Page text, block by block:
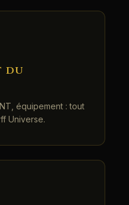
du
équipement : tout
Universe.